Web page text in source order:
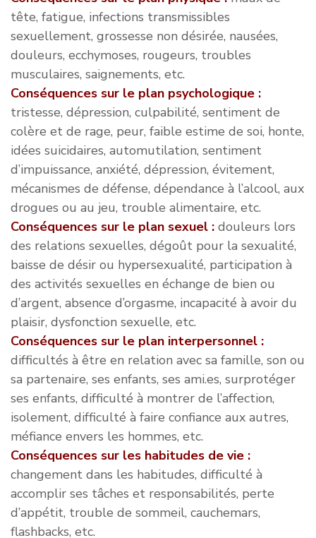
tête, fatigue, infections transmissibles
sexuellement, grossesse non désirée, nausées,
douleurs, ecchymoses, rougeurs, troubles
musculaires, saignements, etc.
Conséquences sur le plan psychologique :
tristesse, dépression, culpabilité, sentiment de
colère et de rage, peur, faible estime de soi, honte,
idées suicidaires, automutilation, sentiment
d’impuissance, anxiété, dépression, évitement,
mécanismes de défense, dépendance à l’alcool, aux
drogues ou au jeu, trouble alimentaire, etc.
Conséquences sur le plan sexuel : douleurs lors
des relations sexuelles, dégoût pour la sexualité,
baisse de désir ou hypersexualité, participation à
des activités sexuelles en échange de bien ou
d’argent, absence d’orgasme, incapacité à avoir du
plaisir, dysfonction sexuelle, etc.
Conséquences sur le plan interpersonnel :
difficultés à être en relation avec sa famille, son ou
sa partenaire, ses enfants, ses ami.es, surprotéger
ses enfants, difficulté à montrer de l’affection,
isolement, difficulté à faire confiance aux autres,
méfiance envers les hommes, etc.
Conséquences sur les habitudes de vie :
changement dans les habitudes, difficulté à
accomplir ses tâches et responsabilités, perte
d’appétit, trouble de sommeil, cauchemars,
flashbacks, etc.